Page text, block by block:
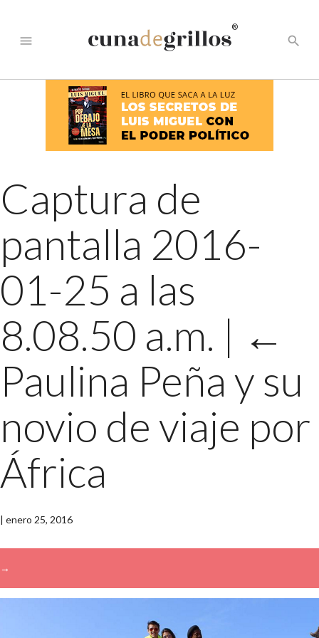
menu
®
search
Captura de
pantalla 2016-
01-25 a las
8.08.50 a.m. | ←
Paulina Peña y su
novio de viaje por
África
| enero 25, 2016
→